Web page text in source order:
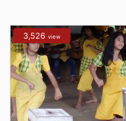
3,526 view